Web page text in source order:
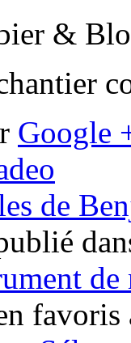
&
Google
de
de